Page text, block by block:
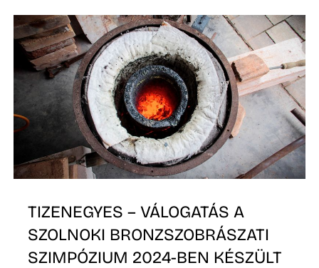
TIZENEGYES – VÁLOGATÁS A
SZOLNOKI BRONZSZOBRÁSZATI
SZIMPÓZIUM 2024-BEN KÉSZÜLT